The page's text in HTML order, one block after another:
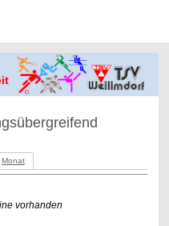
Monat
vorhanden